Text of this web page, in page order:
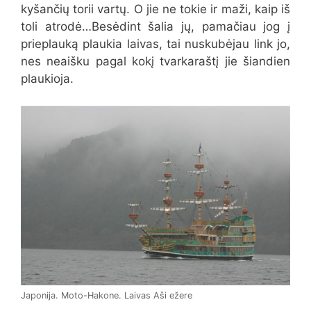
kyšančių torii vartų. O jie ne tokie ir maži, kaip iš
toli atrodė…Besėdint šalia jų, pamačiau jog į
prieplauką plaukia laivas, tai nuskubėjau link jo,
nes neaišku pagal kokį tvarkaraštį jie šiandien
plaukioja.
Japonija. Moto-Hakone. Laivas Aši ežere